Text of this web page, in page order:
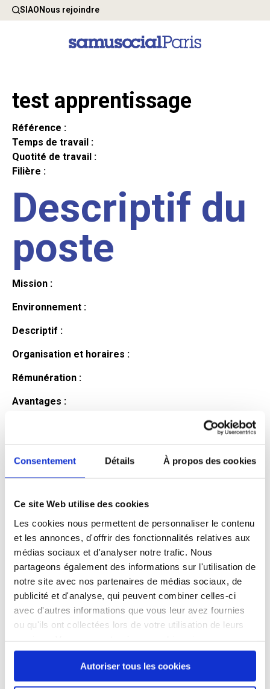
Consentement Détails À propos des cookies
Ce site Web utilise des cookies
Les cookies nous permettent de personnaliser le contenu
et les annonces, d'offrir des fonctionnalités relatives aux
médias sociaux et d'analyser notre trafic. Nous
partageons également des informations sur l'utilisation de
notre site avec nos partenaires de médias sociaux, de
publicité et d'analyse, qui peuvent combiner celles-ci
avec d'autres informations que vous leur avez fournies
ou qu'ils ont collectées lors de votre utilisation de leurs
continuez à utiliser notre site Web.
Autoriser tous les cookies
SIAONous rejoindre
test apprentissage
Référence :
Temps de travail :
Quotité de travail :
Filière :
Descriptif du
poste
Mission :
Environnement :
Descriptif :
Organisation et horaires :
Rémunération :
Avantages :
candidat
Profil recherché :
Expérience :
Processus
de
recrutement